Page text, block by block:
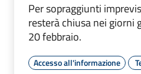
Per sopraggiunti
resterà chiusa nei giorni
20 febbraio.
Accesso all'informazione